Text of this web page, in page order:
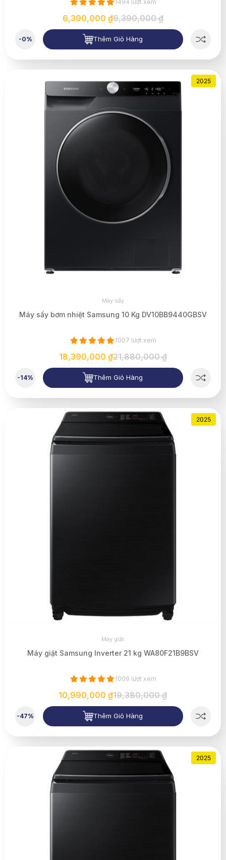
1494 lượt xem
6,390,000 ₫6,390,000 ₫
-0% Thêm Giỏ Hàng
2025
Máy sấy
Máy sấy bơm nhiệt Samsung 10 Kg DV10BB9440GBSV
1007 lượt xem
18,390,000 ₫21,880,000 ₫
-14% Thêm Giỏ Hàng
2025
Máy giặt
Máy giặt Samsung Inverter 21 kg WA80F21B9BSV
1009 lượt xem
10,990,000 ₫19,380,000 ₫
-47% Thêm Giỏ Hàng
2025